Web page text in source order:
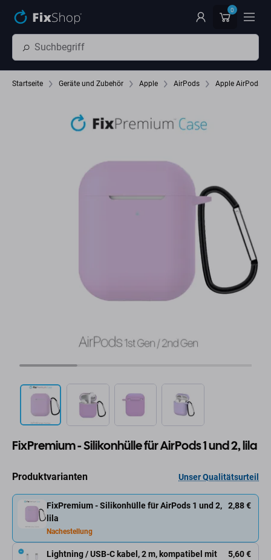
0
Startseite Geräte und Zubehör Apple AirPods Apple AirPods
FixPremium - Silikonhülle für AirPods 1 und 2, lila
Produktvarianten Unser Qualitätsurteil
Lightning / USB-C kabel, 2 m, kompatibel mit
5,60 €
FixPremium - Silikonhülle für AirPods 1 und 2,
lila
2,88 €
Nachestellung